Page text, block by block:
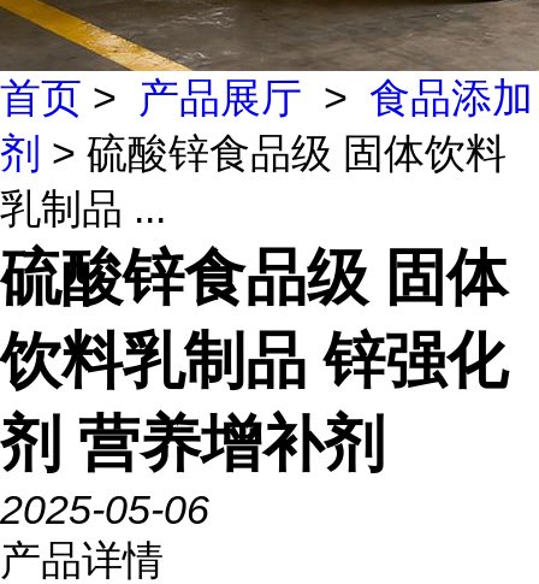
首页 > 产品展厅 > 食品添加
剂 > 硫酸锌食品级 固体饮料
乳制品 ...
硫酸锌食品级 固体
饮料乳制品 锌强化
剂 营养增补剂
2025-05-06
产品详情